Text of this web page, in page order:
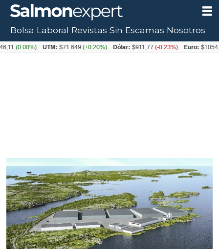
Tag:
Bolsa Laboral Revistas Sin Escamas Nosotros
UTM: $71.649(+0.20%) Dólar: $911,77(-0.23%) Euro: $1054,31(+0.12%)